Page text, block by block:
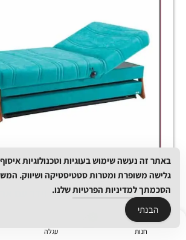
כולל מע"מ
מיטה-ספה דוגרי 90 כפולה וידר עם ארגז מצעים
למעבר למוצר
חנות עגלה
באתר זה נעשה שימוש בעוגיות וטכנולוגיות
גלישה משופרת ומטרות סטטיסטיקה ושיווק.
הסכמתךלמדיניות הפרטיותשלנו.
הבנתי